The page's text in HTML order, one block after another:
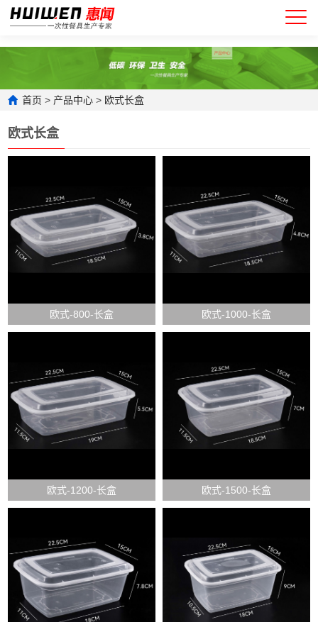
首页 > 产品中心 > 欧式长盒
欧式长盒
欧式-800-长盒 欧式-1000-长盒
欧式-1200-长盒 欧式-1500-长盒